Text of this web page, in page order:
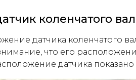
коленчатого
датчика коленчатого
что его
датчика